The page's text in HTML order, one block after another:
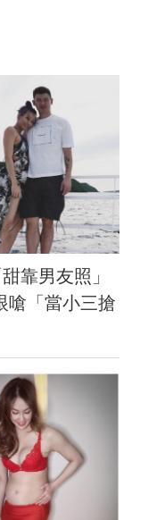
靠男友照」
「當小三搶